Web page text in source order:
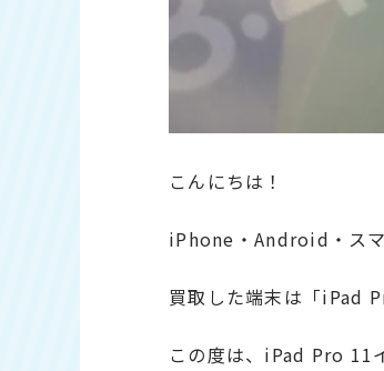
こんにちは！
iPhone・Android・スマ
買取した端末は「iPad
この度は、iPad Pro